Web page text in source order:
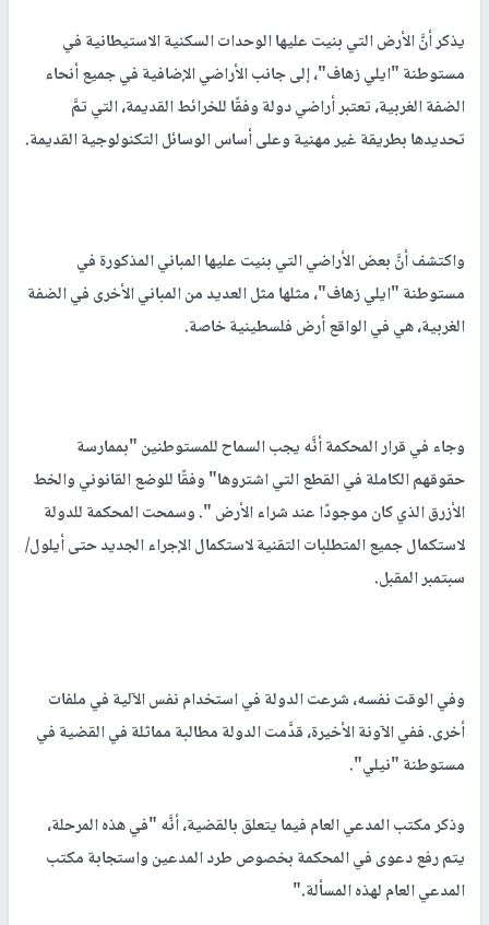
يذكر أنَّ الأرض التي بنيت عليها الوحدات السكنية الاستيطانية في
مستوطنة "ايلي زهاف"، إلى جانب الأراضي الإضافية في جميع أنحاء
الضفة الغربية، تعتبر أراضي دولة وفقًا للخرائط القديمة، التي تمَّ
تحديدها بطريقة غير مهنية وعلى أساس الوسائل التكنولوجية القديمة.
واكتشف أنَّ بعض الأراضي التي بنيت عليها المباني المذكورة في
مستوطنة "ايلي زهاف"، مثلها مثل العديد من المباني الأخرى في الضفة
الغربية، هي في الواقع أرض فلسطينية خاصة.
وجاء في قرار المحكمة أنَّه يجب السماح للمستوطنين "بممارسة
حقوقهم الكاملة في القطع التي اشتروها" وفقًا للوضع القانوني والخط
الأزرق الذي كان موجودًا عند شراء الأرض ". وسمحت المحكمة للدولة
لاستكمال جميع المتطلبات التقنية لاستكمال الإجراء الجديد حتى أيلول/
سبتمبر المقبل.
وفي الوقت نفسه، شرعت الدولة في استخدام نفس الآلية في ملفات
أخرى. ففي الآونة الأخيرة، قدَّمت الدولة مطالبة مماثلة في القضية في
مستوطنة "نيلي".
وذكر مكتب المدعي العام فيما يتعلق بالقضية، أنَّه "في هذه المرحلة،
يتم رفع دعوى في المحكمة بخصوص طرد المدعين واستجابة مكتب
المدعي العام لهذه المسألة."